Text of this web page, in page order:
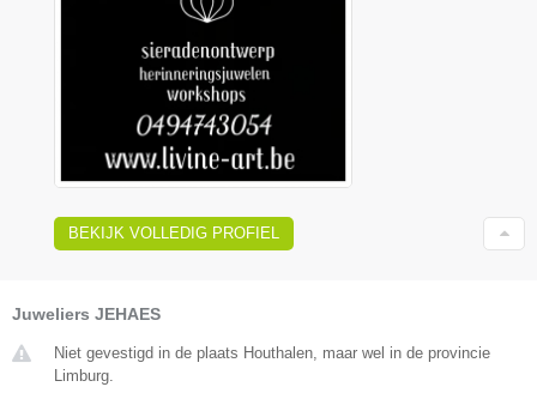
BEKIJK VOLLEDIG PROFIEL
Juweliers JEHAES
Niet gevestigd in de plaats Houthalen, maar wel in de provincie
Limburg.